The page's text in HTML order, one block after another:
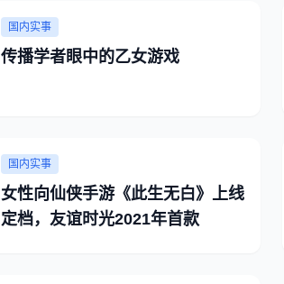
国内实事
传播学者眼中的乙女游戏
国内实事
女性向仙侠手游《此生无白》上线
定档，友谊时光2021年首款